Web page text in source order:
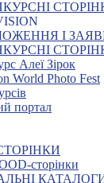
І
Алеї Зірок
World Photo Fest
портал
сторінки